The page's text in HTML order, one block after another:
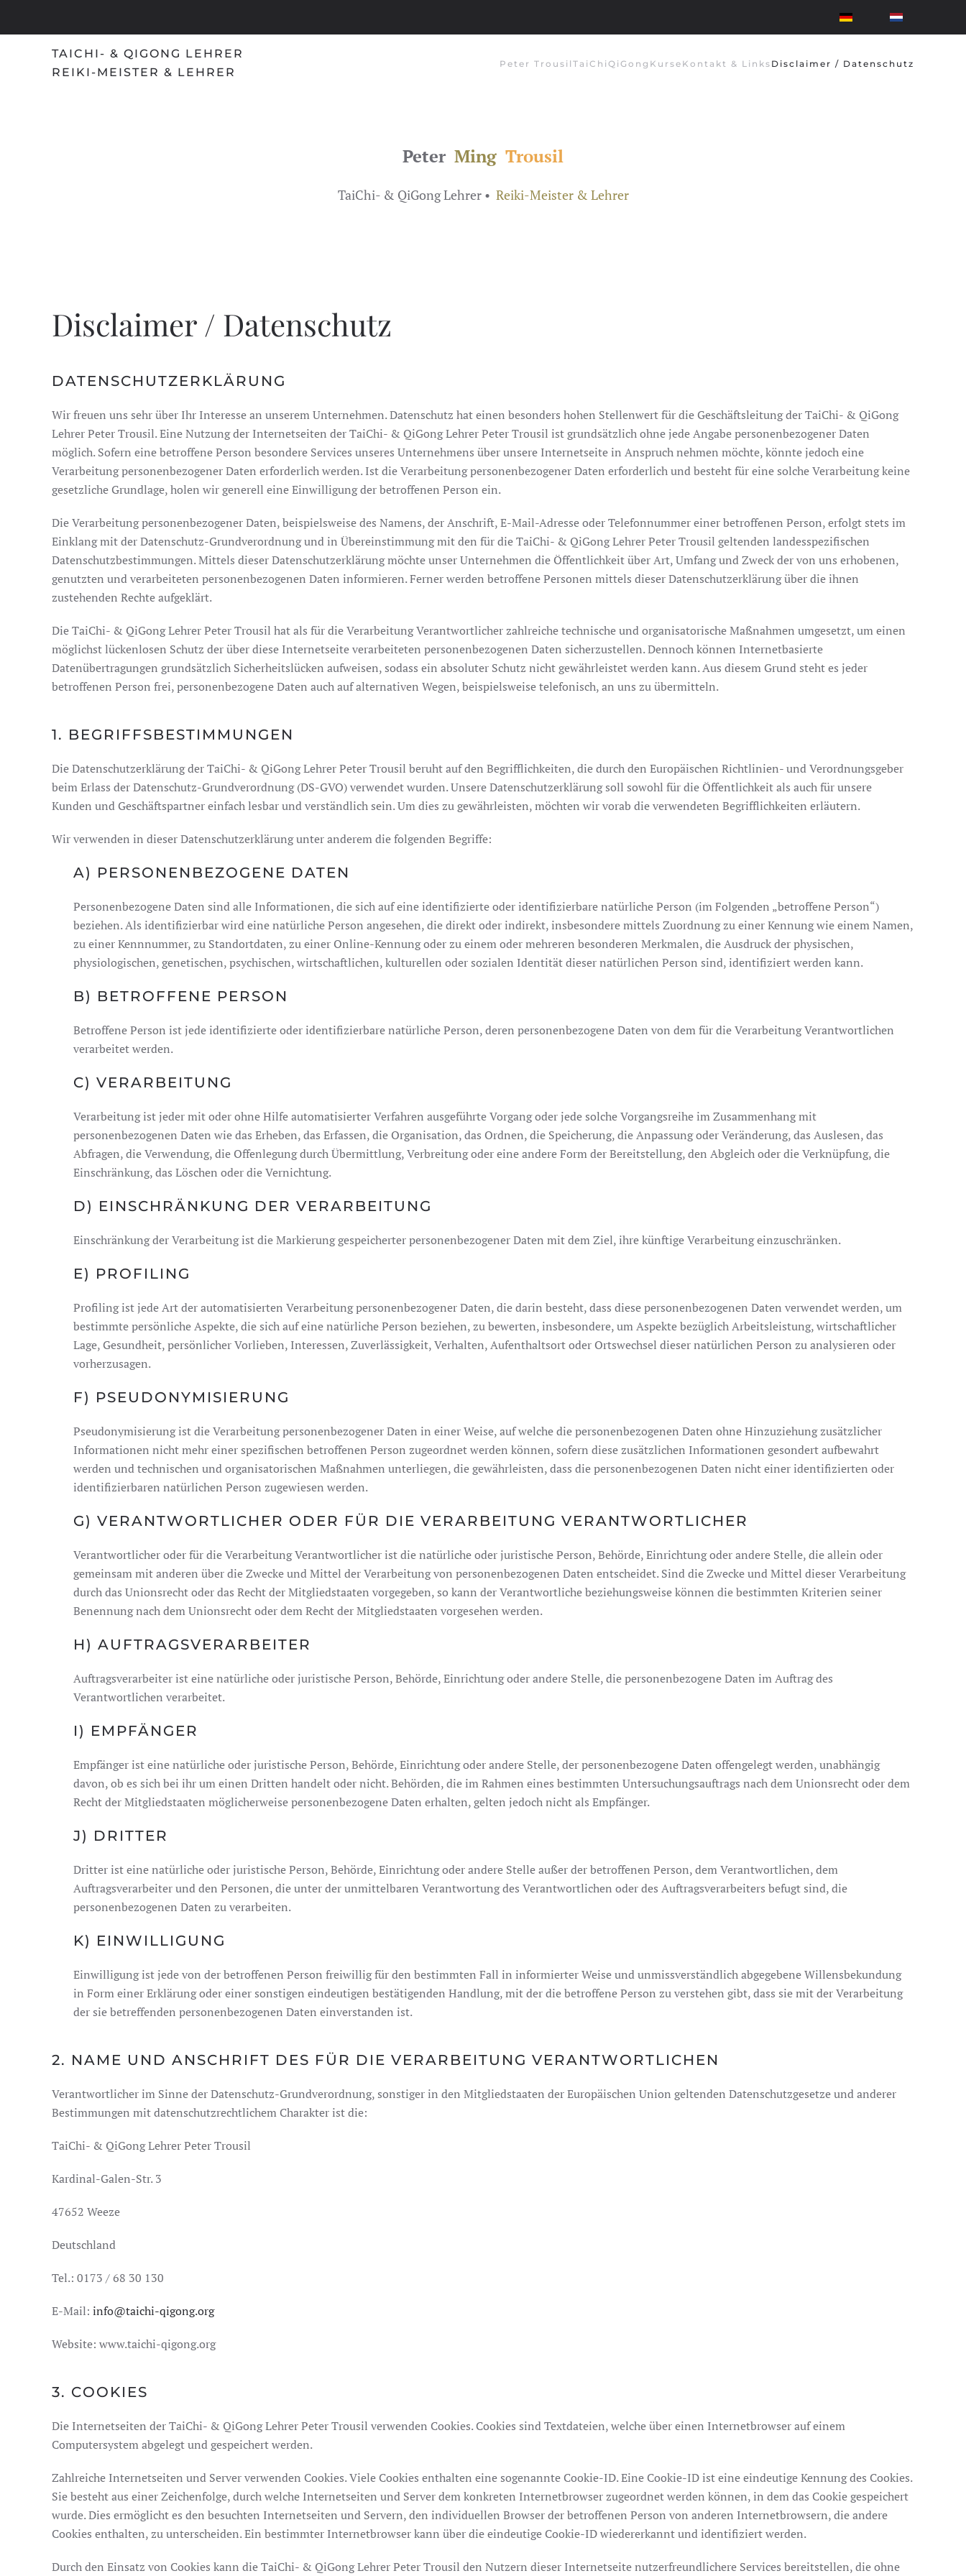
Skip
TAICHI- & QIGONG LEHRER
REIKI-MEISTER & LEHRER
Peter Trousil TaiChi QiGong Kurse Kontakt & Links Disclaimer / Datenschutz
Peter Ming Trousil
TaiChi- & QiGong Lehrer • Reiki-Meister & Lehrer
Disclaimer / Datenschutz
DATENSCHUTZERKLÄRUNG
Wir freuen uns sehr über Ihr Interesse an unserem Unternehmen. Datenschutz hat einen besonders hohen Stellenwert für die Geschäftsleitung der TaiChi- & QiGong
Lehrer Peter Trousil. Eine Nutzung der Internetseiten der TaiChi- & QiGong Lehrer Peter Trousil ist grundsätzlich ohne jede Angabe personenbezogener Daten
möglich. Sofern eine betroffene Person besondere Services unseres Unternehmens über unsere Internetseite in Anspruch nehmen möchte, könnte jedoch eine
Verarbeitung personenbezogener Daten erforderlich werden. Ist die Verarbeitung personenbezogener Daten erforderlich und besteht für eine solche Verarbeitung keine
gesetzliche Grundlage, holen wir generell eine Einwilligung der betroffenen Person ein.
Die Verarbeitung personenbezogener Daten, beispielsweise des Namens, der Anschrift, E-Mail-Adresse oder Telefonnummer einer betroffenen Person, erfolgt stets im
Einklang mit der Datenschutz-Grundverordnung und in Übereinstimmung mit den für die TaiChi- & QiGong Lehrer Peter Trousil geltenden landesspezifischen
Datenschutzbestimmungen. Mittels dieser Datenschutzerklärung möchte unser Unternehmen die Öffentlichkeit über Art, Umfang und Zweck der von uns erhobenen,
genutzten und verarbeiteten personenbezogenen Daten informieren. Ferner werden betroffene Personen mittels dieser Datenschutzerklärung über die ihnen
zustehenden Rechte aufgeklärt.
Die TaiChi- & QiGong Lehrer Peter Trousil hat als für die Verarbeitung Verantwortlicher zahlreiche technische und organisatorische Maßnahmen umgesetzt, um einen
möglichst lückenlosen Schutz der über diese Internetseite verarbeiteten personenbezogenen Daten sicherzustellen. Dennoch können Internetbasierte
Datenübertragungen grundsätzlich Sicherheitslücken aufweisen, sodass ein absoluter Schutz nicht gewährleistet werden kann. Aus diesem Grund steht es jeder
betroffenen Person frei, personenbezogene Daten auch auf alternativen Wegen, beispielsweise telefonisch, an uns zu übermitteln.
1. BEGRIFFSBESTIMMUNGEN
Die Datenschutzerklärung der TaiChi- & QiGong Lehrer Peter Trousil beruht auf den Begrifflichkeiten, die durch den Europäischen Richtlinien- und Verordnungsgeber
beim Erlass der Datenschutz-Grundverordnung (DS-GVO) verwendet wurden. Unsere Datenschutzerklärung soll sowohl für die Öffentlichkeit als auch für unsere
Kunden und Geschäftspartner einfach lesbar und verständlich sein. Um dies zu gewährleisten, möchten wir vorab die verwendeten Begrifflichkeiten erläutern.
Wir verwenden in dieser Datenschutzerklärung unter anderem die folgenden Begriffe:
A) PERSONENBEZOGENE DATEN
Personenbezogene Daten sind alle Informationen, die sich auf eine identifizierte oder identifizierbare natürliche Person (im Folgenden „betroffene Person“)
beziehen. Als identifizierbar wird eine natürliche Person angesehen, die direkt oder indirekt, insbesondere mittels Zuordnung zu einer Kennung wie einem Namen,
zu einer Kennnummer, zu Standortdaten, zu einer Online-Kennung oder zu einem oder mehreren besonderen Merkmalen, die Ausdruck der physischen,
physiologischen, genetischen, psychischen, wirtschaftlichen, kulturellen oder sozialen Identität dieser natürlichen Person sind, identifiziert werden kann.
B) BETROFFENE PERSON
Betroffene Person ist jede identifizierte oder identifizierbare natürliche Person, deren personenbezogene Daten von dem für die Verarbeitung Verantwortlichen
verarbeitet werden.
C) VERARBEITUNG
Verarbeitung ist jeder mit oder ohne Hilfe automatisierter Verfahren ausgeführte Vorgang oder jede solche Vorgangsreihe im Zusammenhang mit
personenbezogenen Daten wie das Erheben, das Erfassen, die Organisation, das Ordnen, die Speicherung, die Anpassung oder Veränderung, das Auslesen, das
Abfragen, die Verwendung, die Offenlegung durch Übermittlung, Verbreitung oder eine andere Form der Bereitstellung, den Abgleich oder die Verknüpfung, die
Einschränkung, das Löschen oder die Vernichtung.
D) EINSCHRÄNKUNG DER VERARBEITUNG
Einschränkung der Verarbeitung ist die Markierung gespeicherter personenbezogener Daten mit dem Ziel, ihre künftige Verarbeitung einzuschränken.
E) PROFILING
Profiling ist jede Art der automatisierten Verarbeitung personenbezogener Daten, die darin besteht, dass diese personenbezogenen Daten verwendet werden, um
bestimmte persönliche Aspekte, die sich auf eine natürliche Person beziehen, zu bewerten, insbesondere, um Aspekte bezüglich Arbeitsleistung, wirtschaftlicher
Lage, Gesundheit, persönlicher Vorlieben, Interessen, Zuverlässigkeit, Verhalten, Aufenthaltsort oder Ortswechsel dieser natürlichen Person zu analysieren oder
vorherzusagen.
F) PSEUDONYMISIERUNG
Pseudonymisierung ist die Verarbeitung personenbezogener Daten in einer Weise, auf welche die personenbezogenen Daten ohne Hinzuziehung zusätzlicher
Informationen nicht mehr einer spezifischen betroffenen Person zugeordnet werden können, sofern diese zusätzlichen Informationen gesondert aufbewahrt
werden und technischen und organisatorischen Maßnahmen unterliegen, die gewährleisten, dass die personenbezogenen Daten nicht einer identifizierten oder
identifizierbaren natürlichen Person zugewiesen werden.
G) VERANTWORTLICHER ODER FÜR DIE VERARBEITUNG VERANTWORTLICHER
Verantwortlicher oder für die Verarbeitung Verantwortlicher ist die natürliche oder juristische Person, Behörde, Einrichtung oder andere Stelle, die allein oder
gemeinsam mit anderen über die Zwecke und Mittel der Verarbeitung von personenbezogenen Daten entscheidet. Sind die Zwecke und Mittel dieser Verarbeitung
durch das Unionsrecht oder das Recht der Mitgliedstaaten vorgegeben, so kann der Verantwortliche beziehungsweise können die bestimmten Kriterien seiner
Benennung nach dem Unionsrecht oder dem Recht der Mitgliedstaaten vorgesehen werden.
H) AUFTRAGSVERARBEITER
Auftragsverarbeiter ist eine natürliche oder juristische Person, Behörde, Einrichtung oder andere Stelle, die personenbezogene Daten im Auftrag des
Verantwortlichen verarbeitet.
I) EMPFÄNGER
Empfänger ist eine natürliche oder juristische Person, Behörde, Einrichtung oder andere Stelle, der personenbezogene Daten offengelegt werden, unabhängig
davon, ob es sich bei ihr um einen Dritten handelt oder nicht. Behörden, die im Rahmen eines bestimmten Untersuchungsauftrags nach dem Unionsrecht oder dem
Recht der Mitgliedstaaten möglicherweise personenbezogene Daten erhalten, gelten jedoch nicht als Empfänger.
J) DRITTER
Dritter ist eine natürliche oder juristische Person, Behörde, Einrichtung oder andere Stelle außer der betroffenen Person, dem Verantwortlichen, dem
Auftragsverarbeiter und den Personen, die unter der unmittelbaren Verantwortung des Verantwortlichen oder des Auftragsverarbeiters befugt sind, die
personenbezogenen Daten zu verarbeiten.
K) EINWILLIGUNG
Einwilligung ist jede von der betroffenen Person freiwillig für den bestimmten Fall in informierter Weise und unmissverständlich abgegebene Willensbekundung
in Form einer Erklärung oder einer sonstigen eindeutigen bestätigenden Handlung, mit der die betroffene Person zu verstehen gibt, dass sie mit der Verarbeitung
der sie betreffenden personenbezogenen Daten einverstanden ist.
2. NAME UND ANSCHRIFT DES FÜR DIE VERARBEITUNG VERANTWORTLICHEN
Verantwortlicher im Sinne der Datenschutz-Grundverordnung, sonstiger in den Mitgliedstaaten der Europäischen Union geltenden Datenschutzgesetze und anderer
Bestimmungen mit datenschutzrechtlichem Charakter ist die:
TaiChi- & QiGong Lehrer Peter Trousil
Kardinal-Galen-Str. 3
47652 Weeze
Deutschland
Tel.: 0173 / 68 30 130
E-Mail: info@taichi-qigong.org
Website: www.taichi-qigong.org
3. COOKIES
Die Internetseiten der TaiChi- & QiGong Lehrer Peter Trousil verwenden Cookies. Cookies sind Textdateien, welche über einen Internetbrowser auf einem
Computersystem abgelegt und gespeichert werden.
Zahlreiche Internetseiten und Server verwenden Cookies. Viele Cookies enthalten eine sogenannte Cookie-ID. Eine Cookie-ID ist eine eindeutige Kennung des Cookies.
Sie besteht aus einer Zeichenfolge, durch welche Internetseiten und Server dem konkreten Internetbrowser zugeordnet werden können, in dem das Cookie gespeichert
wurde. Dies ermöglicht es den besuchten Internetseiten und Servern, den individuellen Browser der betroffenen Person von anderen Internetbrowsern, die andere
Cookies enthalten, zu unterscheiden. Ein bestimmter Internetbrowser kann über die eindeutige Cookie-ID wiedererkannt und identifiziert werden.
Durch den Einsatz von Cookies kann die TaiChi- & QiGong Lehrer Peter Trousil den Nutzern dieser Internetseite nutzerfreundlichere Services bereitstellen, die ohne